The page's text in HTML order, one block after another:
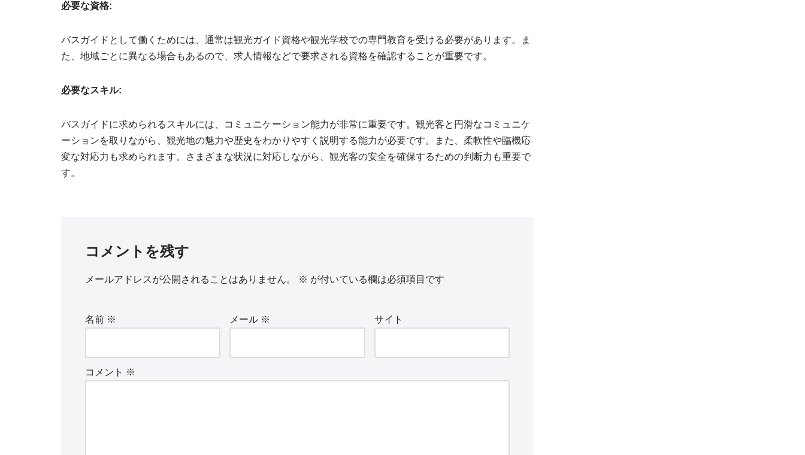
必要な資格:
バスガイドとして働くためには、通常は観光ガイド資格や観光学校での専門教育を受ける必要があります。ま
た、地域ごとに異なる場合もあるので、求人情報などで要求される資格を確認することが重要です。
必要なスキル:
バスガイドに求められるスキルには、コミュニケーション能力が非常に重要です。観光客と円滑なコミュニケ
ーションを取りながら、観光地の魅力や歴史をわかりやすく説明する能力が必要です。また、柔軟性や臨機応
変な対応力も求められます。さまざまな状況に対応しながら、観光客の安全を確保するための判断力も重要で
す。
コメントを残す
メールアドレスが公開されることはありません。 ※ が付いている欄は必須項目です
名前 ※ メール ※ サイト
コメント ※